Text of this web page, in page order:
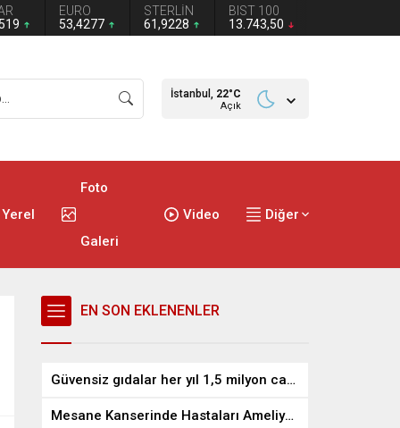
EURO
53,4277
STERLİN
61,9228
BIST 100
13.743,50
İstanbul, 22°C
Açık
Yerel
Foto
Galeri
Video Diğer
EN SON EKLENENLER
Güvensiz gıdalar her yıl 1,5 milyon can alıyor
Mesane Kanserinde Hastaları Ameliyattan Kurtaran İlaç